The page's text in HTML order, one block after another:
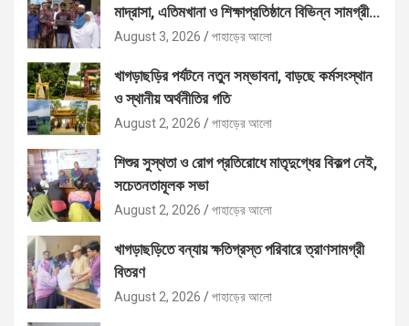
মাদ্রাসা, এতিমখানা ও শিক্ষাপ্রতিষ্ঠানে বিভিন্ন সামগ্রী
বিতরণ
August 3, 2026 পাহাড়ের আলো
খাগড়াছড়ির পর্যটনে নতুন সম্ভাবনা, বাড়ছে কর্মসংস্থান
ও স্থানীয় অর্থনীতির গতি
August 2, 2026 পাহাড়ের আলো
শিশুর সুস্থতা ও রোগ প্রতিরোধে মাতৃদুগ্ধের বিকল্প নেই,
সচেতনতামূলক সভা
August 2, 2026 পাহাড়ের আলো
খাগড়াছড়িতে বন্যায় ক্ষতিগ্রস্ত পরিবারে ত্রাণসামগ্রী
বিতরণ
August 2, 2026 পাহাড়ের আলো